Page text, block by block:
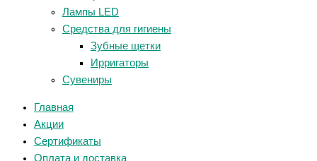
Лампы LED
Средства для гигиены
Зубные щетки
Ирригаторы
Сувениры
Главная
Акции
Сертификаты
Оплата и доставка